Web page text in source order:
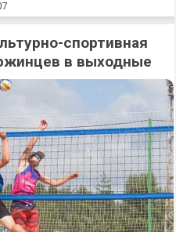
спортивная
в выходные